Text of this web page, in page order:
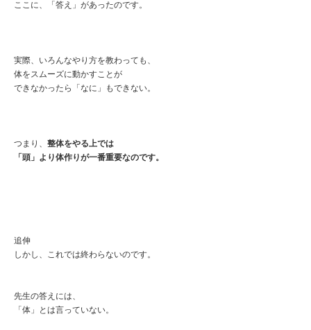
ここに、「答え」があったのです。
実際、いろんなやり方を教わっても、
体をスムーズに動かすことが
できなかったら「なに」もできない。
つまり、 整体をやる上では
「頭」より体作りが一番重要なのです。
追伸
しかし、これでは終わらないのです。
先生の答えには、
「体」とは言っていない。